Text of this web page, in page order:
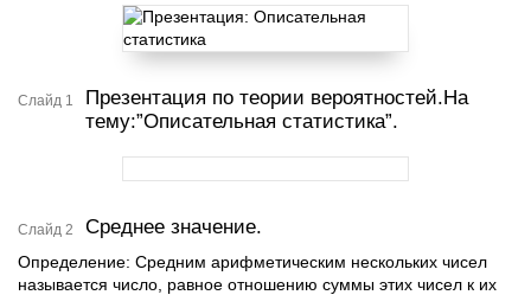
Слайд 1
Презентация по теории вероятностей.На
тему:”Описательная статистика”.
Слайд 2 Среднее значение.
Определение: Средним арифметическим нескольких чисел
называется число, равное отношению суммы этих чисел к их